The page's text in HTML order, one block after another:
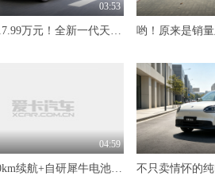
03:53
限时价17.99万元！全新一代天工08 670 Max重磅上市，限时六重大礼
04:59
标配600km续航+自研犀牛电池 抢先体验奇瑞风云T7